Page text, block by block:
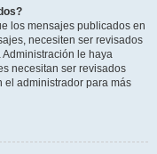
los mensajes publicados en
necesiten ser revisados
le haya
necesitan ser revisados
el administrador para más